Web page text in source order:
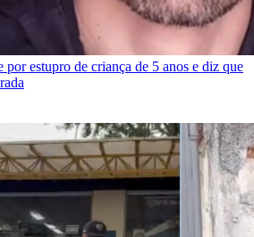
por estupro de criança de 5 anos e diz que